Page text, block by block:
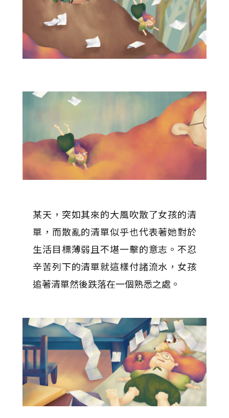
某天，突如其來的大風吹散了女孩的清
單，而散亂的清單似乎也代表著她對於
生活目標薄弱且不堪一擊的意志。不忍
辛苦列下的清單就這樣付諸流水，女孩
追著清單然後跌落在一個熟悉之處。